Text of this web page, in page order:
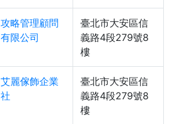
攻略管理顧問
有限公司
臺北市大安區信
義路4段279號8
樓
艾麗傢飾企業
社
臺北市大安區信
義路4段279號8
樓